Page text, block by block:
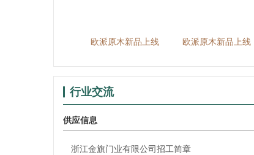
欧派原木新品上线 欧派原木新品上线
行业交流
供应信息
浙江金旗门业有限公司招工简章